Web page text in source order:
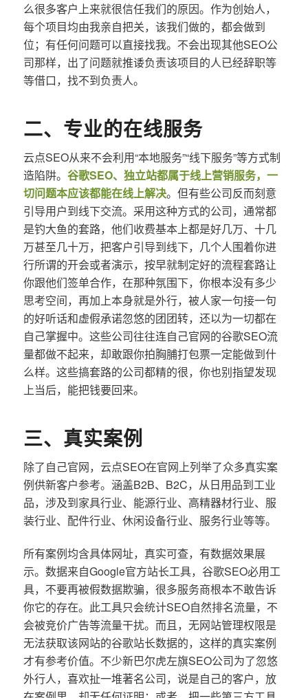
么很多客户上来就很信任我们的原因。作为创始人，
每个项目均由我亲自把关，该我们做的，都会做到
位；有任何问题可以直接找我。不会出现其他SEO公
司那样，出了问题就推诿负责该项目的人已经辞职等
等借口，找不到负责人。
二、专业的在线服务
云点SEO从来不会利用“本地服务”“线下服务”等方式制
造陷阱。 谷歌SEO、独立站都属于线上营销服务，一
切问题本应该都能在线上解决。但有些公司反而刻意
引导用户到线下交流。采用这种方式的公司，通常都
是钓大鱼的套路，他们收费基本上都是好几万、十几
万甚至几十万，把客户引导到线下，几个人围着你进
行所谓的开会或者演示，按早就制定好的流程套路让
你跟他们签单合作，在那种氛围下，你根本没有多少
思考空间，再加上本身就是外行，被人家一句接一句
的好听话和虚假承诺忽悠的团团转，还以为一切都在
自己掌握中。这些公司往往连自己官网的谷歌SEO流
量都做不起来，却敢跟你拍胸脯打包票一定能做到什
么样。这些搞套路的公司都精的很，你也别指望发现
上当后，能把钱要回来。
三、真实案例
除了自己官网，云点SEO在官网上列举了众多真实案
例供新客户参考。涵盖B2B、B2C，从日用品到工业
品，涉及到家具行业、能源行业、高精器材行业、服
装行业、配件行业、休闲设备行业、服务行业等等。
所有案例均含具体网址，真实可查，有数据效果展
示。数据来自Google官方站长工具，谷歌SEO必用工
具，不要再被假数据欺骗，很多服务商根本不敢告诉
你它的存在。此工具只会统计SEO自然排名流量，不
会被竞价广告等流量干扰。而且，无网站管理权限是
无法获取该网站的谷歌站长数据的，这样的真实案例
才有参考价值。不少新巴尔虎左旗SEO公司为了忽悠
外行人，喜欢扯一堆著名公司，说是自己的客户，放